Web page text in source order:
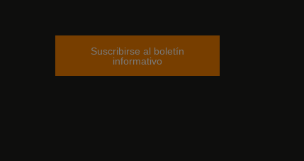
Suscribirse al boletín
informativo